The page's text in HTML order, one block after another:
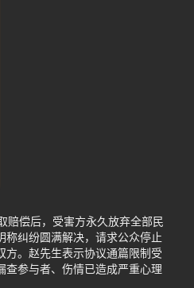
赔偿后，受害方永久放弃全部民
称纠纷圆满解决，请求公众停止
方。赵先生表示协议通篇限制受
查参与者、伤情已造成严重心理